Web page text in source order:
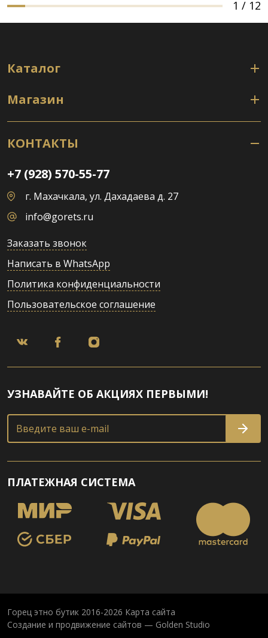
1 / 12
Каталог
Магазин
КОНТАКТЫ
+7 (928) 570-55-77
г. Махачкала, ул. Дахадаева д. 27
info@gorets.ru
Заказать звонок
Написать в WhatsApp
Политика конфиденциальности
Пользовательское соглашение
УЗНАВАЙТЕ ОБ АКЦИЯХ ПЕРВЫМИ!
Введите ваш e-mail
ПЛАТЕЖНАЯ СИСТЕМА
Горец этно бутик 2016-2026 Карта сайта
Создание и продвижение сайтов — Golden Studio